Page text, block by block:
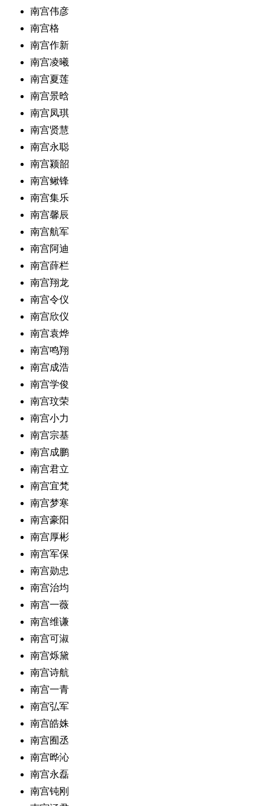
南宫伟彦
南宫格
南宫作新
南宫凌曦
南宫夏莲
南宫景晗
南宫凤琪
南宫贤慧
南宫永聪
南宫颍韶
南宫鳅锋
南宫集乐
南宫馨辰
南宫航军
南宫阿迪
南宫薛栏
南宫翔龙
南宫令仪
南宫欣仪
南宫袁烨
南宫鸣翔
南宫成浩
南宫学俊
南宫玟荣
南宫小力
南宫宗基
南宫成鹏
南宫君立
南宫宜梵
南宫梦寒
南宫豪阳
南宫厚彬
南宫军保
南宫勋忠
南宫治均
南宫一薇
南宫维谦
南宫可淑
南宫烁黛
南宫诗航
南宫一青
南宫弘军
南宫皓姝
南宫囿丞
南宫晔沁
南宫永磊
南宫钝刚